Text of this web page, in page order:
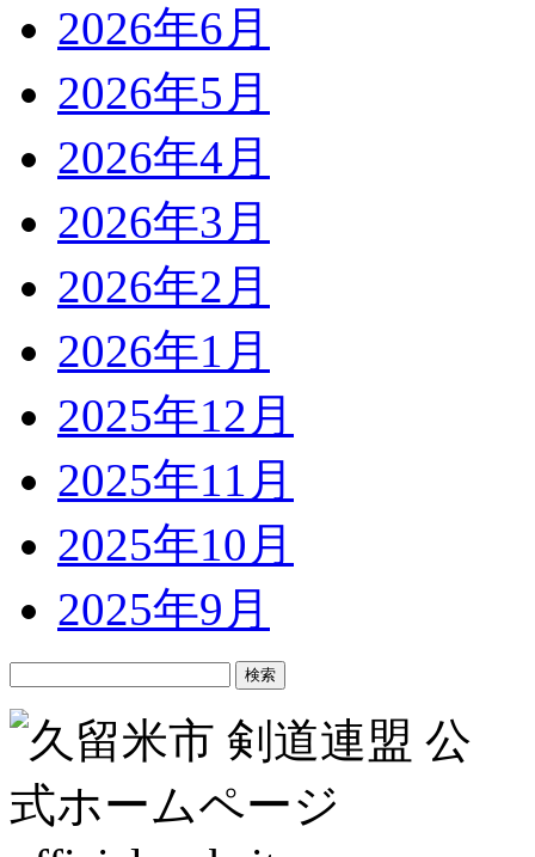
2026年6月
2026年5月
2026年4月
2026年3月
2026年2月
2026年1月
2025年12月
2025年11月
2025年10月
2025年9月